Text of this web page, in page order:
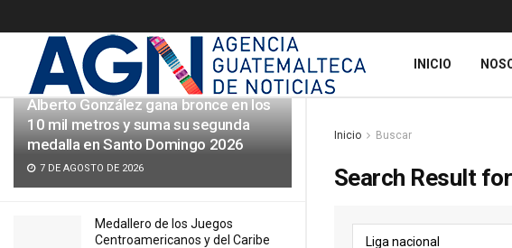
Alberto González gana bronce en los
10 mil metros y suma su segunda
medalla en Santo Domingo 2026
7 DE AGOSTO DE 2026
Medallero de los Juegos
Centroamericanos y del Caribe
INICIO
Inicio Buscar
Search Result